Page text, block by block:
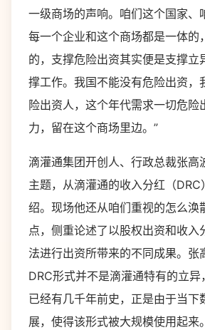
一级商场的声响。咱们这个国家、
每一个企业和这个商场都是一体的
的，支撑危险出资其实便是支撑立
撑工作。我国不能没有危险出资，
险出资人，这个年代需求一切危险
力，留在这个商场里边。”
滴灌通集团开创人、行政总裁张高
主题，从滴灌通的收入分红（DRC
绍。现场他还从咱们重视的怎么涣
点，侧重论述了以股权出资和收入
法进行出资所带来的不同成果。张
DRC形式并不是滴灌通特有的立
已经有几千年前史，正是由于当下
展，使得该形式被大规模使用起来。